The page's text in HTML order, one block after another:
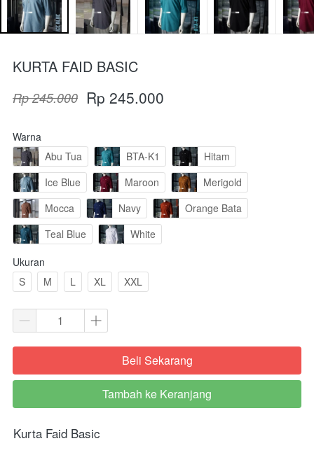
KURTA FAID BASIC
Rp 245.000 Rp 245.000
Warna
Abu Tua
BTA-K1
Hitam
Ice Blue
Maroon
Merigold
Mocca
Navy
Orange Bata
Teal Blue
White
Ukuran
S
M L XL XXL
`Beli Sekarang
`
Tambah ke Keranjang
Kurta Faid Basic